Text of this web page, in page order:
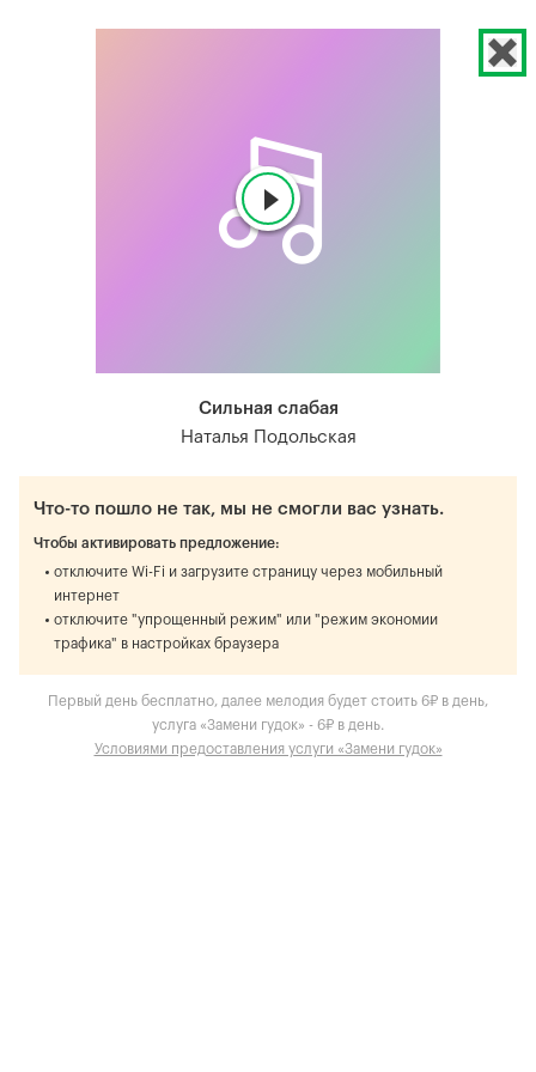
Сильная слабая
Наталья Подольская
Что-то пошло не так, мы не смогли вас узнать.
Чтобы активировать предложение:
отключите Wi-Fi и загрузите страницу через мобильный
интернет
отключите "упрощенный режим" или "режим экономии
трафика" в настройках браузера
Первый день бесплатно, далее мелодия будет стоить 6₽ в день,
услуга «Замени гудок» - 6₽ в день.
Условиями предоставления услуги «Замени гудок»